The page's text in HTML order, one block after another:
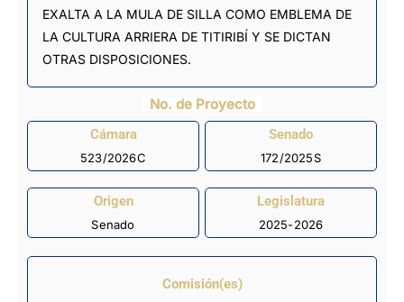
EXALTA A LA MULA DE SILLA COMO EMBLEMA DE
LA CULTURA ARRIERA DE TITIRIBÍ Y SE DICTAN
OTRAS DISPOSICIONES.
No. de Proyecto
Cámara
523/2026C
Senado
172/2025S
Origen
Senado
Legislatura
2025-2026
Comisión(es)